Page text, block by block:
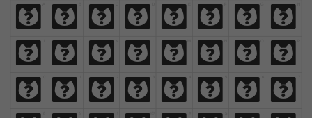
A B C D E F G H
I J K L M N O P
0 1 2 3 4 5 6 7